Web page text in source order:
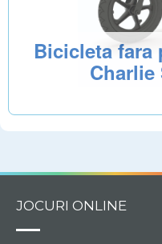
Bicicleta fara
Charlie
JOCURI ONLINE